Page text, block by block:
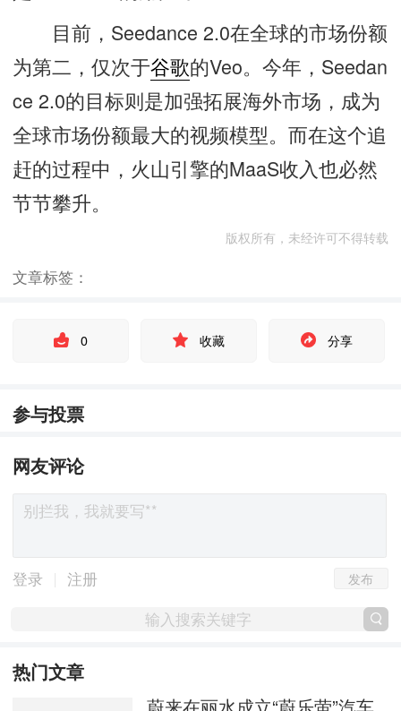
目前，Seedance 2.0在全球的市场份额
为第二，仅次于谷歌的Veo。今年，Seedan
ce 2.0的目标则是加强拓展海外市场，成为
全球市场份额最大的视频模型。而在这个追
赶的过程中，火山引擎的MaaS收入也必然
节节攀升。
版权所有，未经许可不得转载
文章标签：
0 收藏 分享
参与投票
网友评论
登录 注册 发布
热门文章